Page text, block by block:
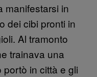
manifestarsi in
dei cibi pronti in
Al tramonto
trainava una
portò in città e gli